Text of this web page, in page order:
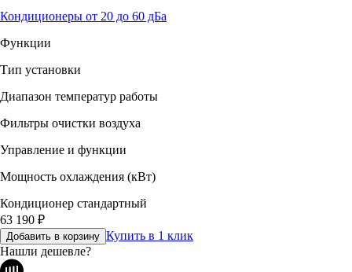
Кондиционеры от 20 до 60 дБа
Функции
Тип установки
Диапазон температур работы
Фильтры очистки воздуха
Управление и функции
Мощность охлаждения (кВт)
Кондиционер стандартный
63 190 ₽
Добавить в корзину Купить в 1 клик
Нашли дешевле?